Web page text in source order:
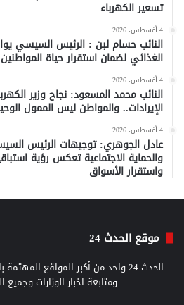
تسعير الكهرباء
4 أغسطس، 2026
النائب حسام لبن : الرئيس السيسي
الغذائي لضمان استقرار حياة المواطنين
4 أغسطس، 2026
النائب محمد المسعود: نجاح وزير
الإيرادات.. والمواطن ليس الممول
4 أغسطس، 2026
عادل الجوهري: توجيهات الرئيس
والحماية الاجتماعية تعكس رؤية
واستقرار الأسواق
موقع الحدث 24
الحدث 24 واحد من أكبر المواقع
ومتابعة اخبار الوزارات وجميع